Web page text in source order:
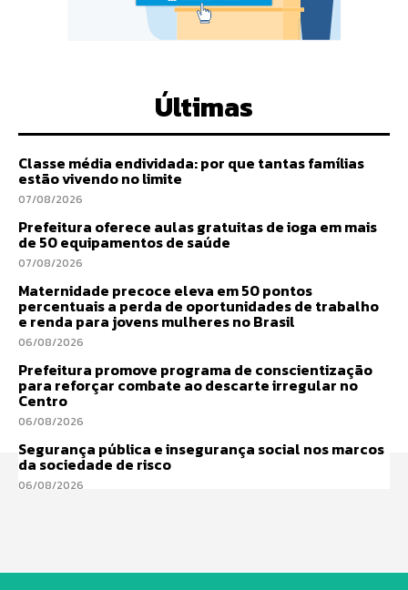
Últimas
Classe média endividada: por que tantas famílias
estão vivendo no limite
07/08/2026
Prefeitura oferece aulas gratuitas de ioga em mais
de 50 equipamentos de saúde
07/08/2026
Maternidade precoce eleva em 50 pontos
percentuais a perda de oportunidades de trabalho
e renda para jovens mulheres no Brasil
06/08/2026
Prefeitura promove programa de conscientização
para reforçar combate ao descarte irregular no
Centro
06/08/2026
Segurança pública e insegurança social nos marcos
da sociedade de risco
06/08/2026